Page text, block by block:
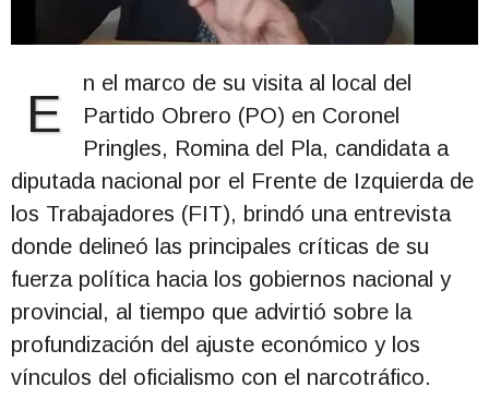
E
n el marco de su visita al local del
Partido Obrero (PO) en Coronel
Pringles, Romina del Pla, candidata a
diputada nacional por el Frente de Izquierda de
los Trabajadores (FIT), brindó una entrevista
donde delineó las principales críticas de su
fuerza política hacia los gobiernos nacional y
provincial, al tiempo que advirtió sobre la
profundización del ajuste económico y los
vínculos del oficialismo con el narcotráfico.